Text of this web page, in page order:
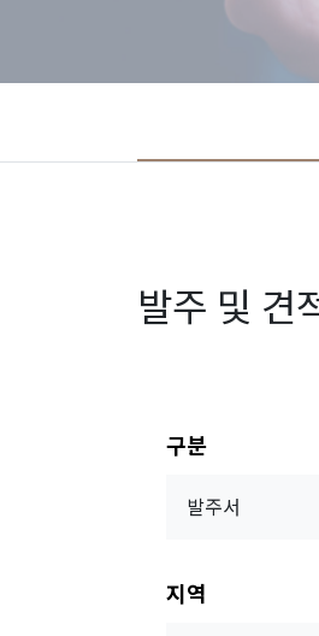
발주 및 견
구분
지역